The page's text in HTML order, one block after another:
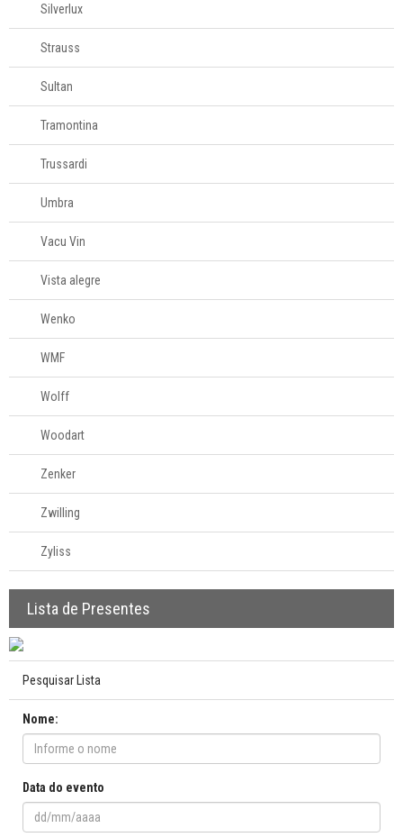
Silverlux
Strauss
Sultan
Tramontina
Trussardi
Umbra
Vacu Vin
Vista alegre
Wenko
WMF
Wolff
Woodart
Zenker
Zwilling
Zyliss
Lista de Presentes
Pesquisar Lista
Nome:
Data do evento